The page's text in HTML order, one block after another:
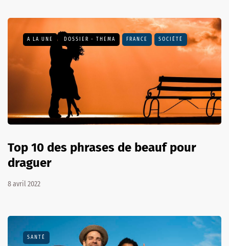
A LA UNE DOSSIER - THEMA FRANCE SOCIÉTÉ
Top 10 des phrases de beauf pour
draguer
8 avril 2022
SANTÉ